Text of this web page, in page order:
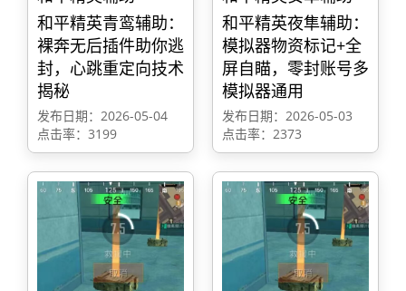
和平精英青鸾辅助：
裸奔无后插件助你逃
封，心跳重定向技术
揭秘
发布日期：2026-05-04
点击率：3199
和平精英夜隼辅助：
模拟器物资标记+全
屏自瞄，零封账号多
模拟器通用
发布日期：2026-05-03
点击率：2373